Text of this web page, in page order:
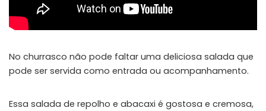
No churrasco não pode faltar uma deliciosa salada que
pode ser servida como entrada ou acompanhamento.
Essa salada de repolho e abacaxi é gostosa e cremosa,